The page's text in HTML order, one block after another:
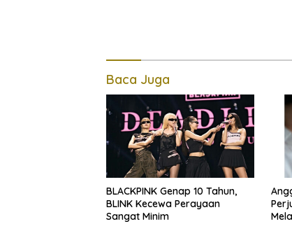
Baca Juga
BLACKPINK Genap 10 Tahun,
BLINK Kecewa Perayaan
Sangat Minim